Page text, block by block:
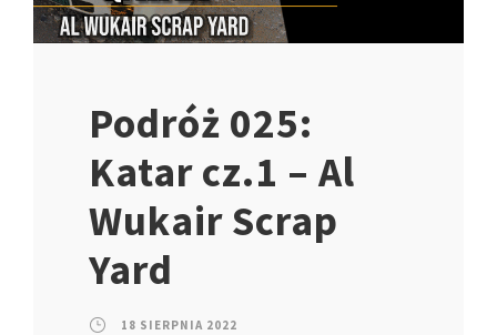
Podróż 025:
Katar cz.1 – Al
Wukair Scrap
Yard
18 SIERPNIA 2022